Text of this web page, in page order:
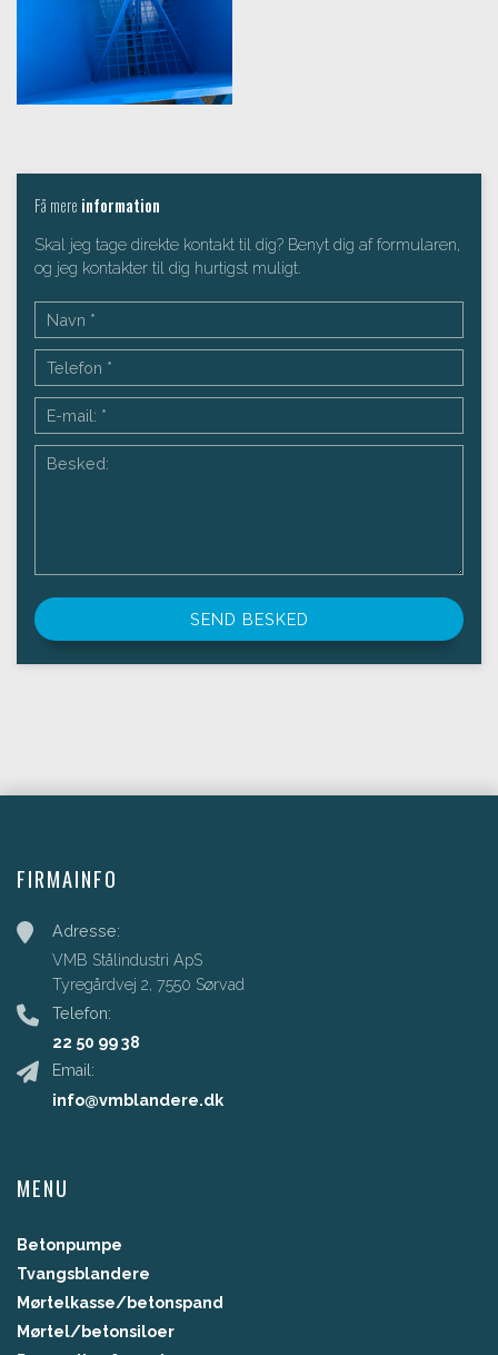
Få mere information
Skal jeg tage direkte kontakt til dig? Benyt dig af formularen,
og jeg kontakter til dig hurtigst muligt.
FIRMAINFO
Adresse:
VMB Stålindustri ApS
Tyregårdvej 2, 7550 Sørvad
Telefon:
22 50 99 38
Email:
info@vmblandere.dk
MENU
Betonpumpe
Tvangsblandere
Mørtelkasse/betonspand
Mørtel/betonsiloer